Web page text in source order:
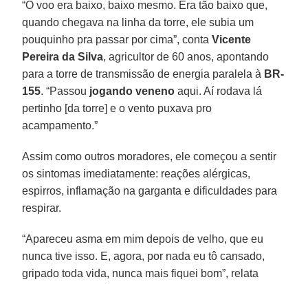
“O voo era baixo, baixo mesmo. Era tão baixo que,
quando chegava na linha da torre, ele subia um
pouquinho pra passar por cima”, contaVicente
Pereira da Silva, agricultor de 60 anos, apontando
para a torre de transmissão de energia paralela à BR-
155. “Passou jogando veneno aqui. Aí rodava lá
pertinho [da torre] e o vento puxava pro
acampamento.”
Assim como outros moradores, ele começou a sentir
os sintomas imediatamente: reações alérgicas,
espirros, inflamação na garganta e dificuldades para
respirar.
“Apareceu asma em mim depois de velho, que eu
nunca tive isso. E, agora, por nada eu tô cansado,
gripado toda vida, nunca mais fiquei bom”, relata